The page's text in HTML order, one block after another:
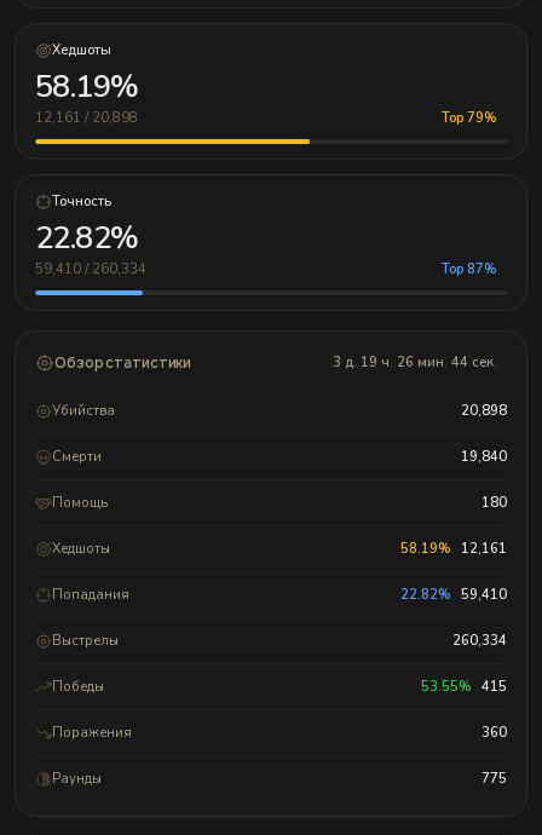
Хедшоты
58.19%
12,161 / 20,898 Top 79%
Точность
22.82%
59,410 / 260,334 Top 87%
Обзор статистики 3 д. 19 ч. 26 мин. 44 сек.
Убийства 20,898
Смерти 19,840
Помощь 180
Хедшоты 58.19% 12,161
Попадания 22.82% 59,410
Выстрелы 260,334
Победы 53.55% 415
Поражения 360
Раунды 775